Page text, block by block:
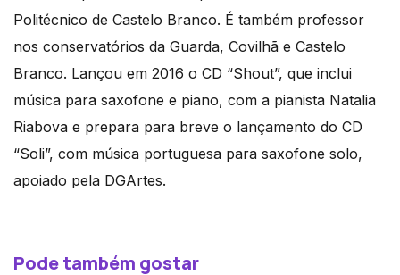
Politécnico de Castelo Branco. É também professor
nos conservatórios da Guarda, Covilhã e Castelo
Branco. Lançou em 2016 o CD “Shout”, que inclui
música para saxofone e piano, com a pianista Natalia
Riabova e prepara para breve o lançamento do CD
“Soli”, com música portuguesa para saxofone solo,
apoiado pela DGArtes.
Pode também gostar